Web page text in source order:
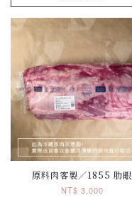
原料肉客製／1855 肋眼
NT$ 3,000